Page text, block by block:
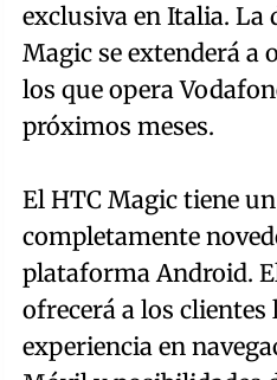
exclusiva en Italia. La
Magic se extenderá a
los que opera
próximos meses.
El HTC Magic tiene
completamente
plataforma Android.
ofrecerá a los clientes
experiencia en